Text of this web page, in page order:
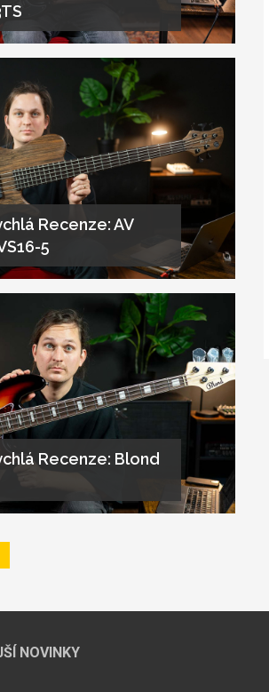
Recenze: AV
5
Recenze: Blond
NOVINKY